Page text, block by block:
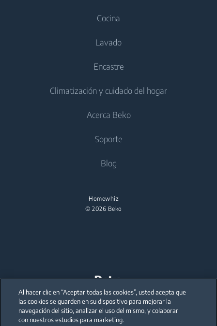
Cocina
Congeladores
Frigoríficos y congeladores
Cocción
Microondas integrables
Campanas integrables
Hervidores de agua
Picadoras y mezcladoras
Lavado
Lavadoras de libre instalación
Secadoras
Secadoras
Planchas
Encastre
Cocción
Hornos
Microondas integrables
Climatización y cuidado del hogar
Aspiradores de trineo
Acerca Beko
Acerca Beko Acerca Beko
partnerships
Soporte
Blog
© 2026 Beko
Homewhiz
Our parent company, Beko has 55,000 employees throughout the world
with its global operations through its subsidiaries in 57 countries and 45
production facilities in 13 countries
(i.e. Türkiye, UK, Italy, Romania, Slovakia, Poland, South Africa, Russia,
Pakistan, India, Bangladesh, Thailand and China).
Al hacer clic en “Aceptar todas las cookies”, usted acepta que
las cookies se guarden en su dispositivo para mejorar la
navegación del sitio, analizar el uso del mismo, y colaborar
con nuestros estudios para marketing.